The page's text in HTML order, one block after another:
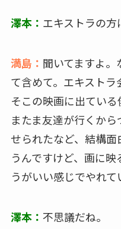
澤本： エキストラの方
満島： 聞いてますよ
て含めて。エキストラ
そこの映画に出てい
またま友達が行くか
せられたなど、結構
うんですけど、画に
うがいい感じでやれて
澤本： 不思議だね。